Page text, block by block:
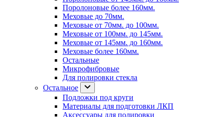
Поролоновые более 160мм.
Меховые до 70мм.
Меховые от 70мм. до 100мм.
Меховые от 100мм. до 145мм.
Меховые от 145мм. до 160мм.
Меховые более 160мм.
Остальные
Микрофибровые
Для полировки стекла
Остальное
Подложки под круги
Материалы для подготовки ЛКП
Аксессуары для полировки